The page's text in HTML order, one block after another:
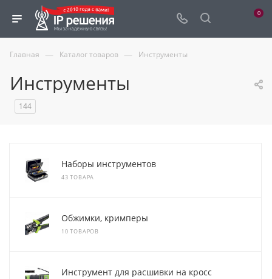
0
Главная — Каталог товаров — Инструменты
Инструменты
144
Наборы инструментов
43 ТОВАРА
Обжимки, кримперы
10 ТОВАРОВ
Инструмент для расшивки на кросс